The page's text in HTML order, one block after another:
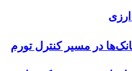
در مسیر کنترل تورم